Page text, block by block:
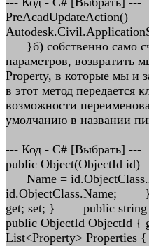
}б) собственно само
параметров, возвратить
Property, в которые мы и
в этот метод передается
возможности
умолчанию в названии
--- Код - C# [Выбрать]
public
Name =
get; set; } public string
public ObjectId
List<Property> Properties